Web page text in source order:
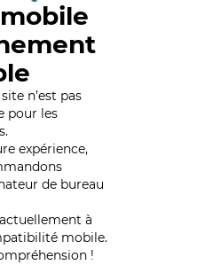
n’est pas
pour les
expérience,
de bureau
à
mobile.
!